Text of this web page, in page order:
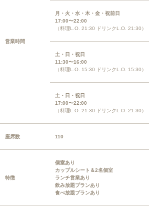
営業時間
月・火・水・木・金・祝前日
17:00〜22:00
（料理L.O. 21:30 ドリンクL.O. 21:30）
土・日・祝日
11:30〜16:00
（料理L.O. 15:30 ドリンクL.O. 15:30）
土・日・祝日
17:00〜22:00
（料理L.O. 21:30 ドリンクL.O. 21:30）
座席数 110
特徴
個室あり
カップルシート＆2名個室
ランチ営業あり
飲み放題プランあり
食べ放題プランあり